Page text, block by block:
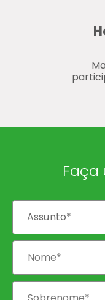
Assunto*